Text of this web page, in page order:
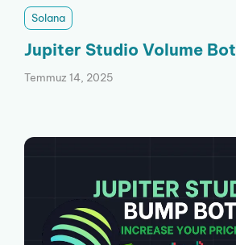
Solana
Jupiter Studio Volume Bot
Temmuz 14, 2025